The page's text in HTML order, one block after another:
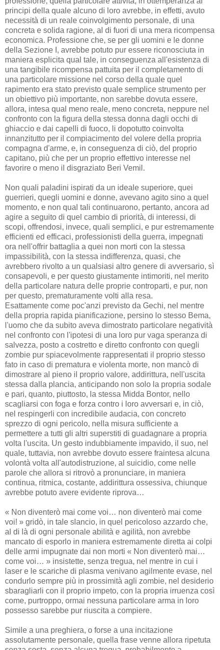
principi della quale alcuno di loro avrebbe, in effetti, avuto
necessità di un reale coinvolgimento personale, di una
concreta e solida ragione, al di fuori di una mera ricompensa
economica. Professione che, se per gli uomini e le donne
della Sezione I, avrebbe potuto pur essere riconosciuta in
maniera esplicita qual tale, in conseguenza all'esistenza di
una tangibile ricompensa pattuita per il completamento di
una particolare missione nel corso della quale quel
rapimento era stato previsto quale semplice strumento per
un obiettivo più importante, non sarebbe dovuta essere,
allora, intesa qual meno reale, meno concreta, neppure nel
confronto con la figura della stessa donna dagli occhi di
ghiaccio e dai capelli di fuoco, li dopotutto coinvolta
innanzitutto per il compiacimento del volere della propria
compagna d'arme, e, in conseguenza di ciò, del proprio
capitano, più che per un proprio effettivo interesse nel
favorire o meno il disgraziato Beri Vemil.
Non quali paladini ispirati da un ideale superiore, quei
guerrieri, quegli uomini e donne, avevano agito sino a quel
momento, e non qual tali continuarono, pertanto, ancora ad
agire a seguito di quel cambio di priorità, di interessi, di
scopi, offrendosi, invece, quali semplici, e pur estremamente
efficienti ed efficaci, professionisti della guerra, impegnati
ora nell'offrir battaglia a quei non morti con la stessa
impassibilità, con la stessa indifferenza, quasi, che
avrebbero rivolto a un qualsiasi altro genere di avversario, sì
consapevoli, e per questo giustamente intimoriti, nel merito
della particolare natura delle proprie controparti, e pur, non
per questo, prematuramente volti alla resa.
Esattamente come poc'anzi previsto da Gechi, nel mentre
della propria rapida pianificazione, persino lo stesso Bema,
l'uomo che da subito aveva dimostrato particolare negatività
nel confronto con l'ipotesi di una loro pur vaga speranza di
salvezza, posto a costretto e diretto confronto con quegli
zombie pur spiacevolmente rappresentati il proprio stesso
fato in caso di prematura e violenta morte, non mancò di
dimostrare al pieno il proprio valore, addirittura, nell'uscita
stessa dalla plancia, anticipando non solo la propria sodale
e pari, quanto, piuttosto, la stessa Midda Bontor, nello
scagliarsi con foga e forza contro i loro avversari e, in ciò,
nel respingerli con incredibile audacia, con concreto
sprezzo di ogni pericolo, nella misura sufficiente a
permettere a tutti gli altri superstiti di guadagnare a propria
volta l'uscita. Un gesto indubbiamente impavido, il suo, nel
quale, tuttavia, non avrebbe dovuto essere fraintesa alcuna
volontà volta all'autodistruzione, al suicidio, come nelle
parole che allora si ritrovò a pronunciare, in maniera
continua, ritmica, costante, addirittura ossessiva, chiunque
avrebbe potuto avere evidente riprova…
« Non diventerò mai come voi… non diventerò mai come
voi! » gridò, in tale slancio, in quel pericoloso azzardo che,
al di là di ogni personale abilità e agilità, non avrebbe
mancato di esporlo in maniera estremamente diretta ai colpi
delle armi impugnate dai non morti « Non diventerò mai…
come voi… » insistette, senza tregua, nel mentre in cui i
laser e le scariche di plasma venivano agilmente evase, nel
condurlo sempre più in prossimità agli zombie, nel desiderio
sbaragliarli con il proprio impeto, con la propria irruenza così
come, purtroppo, ormai nessuna particolare arma in loro
possesso sarebbe pur riuscita a compiere.
Simile a una preghiera, o forse a una incitazione
assolutamente personale, quella frase venne allora ripetuta